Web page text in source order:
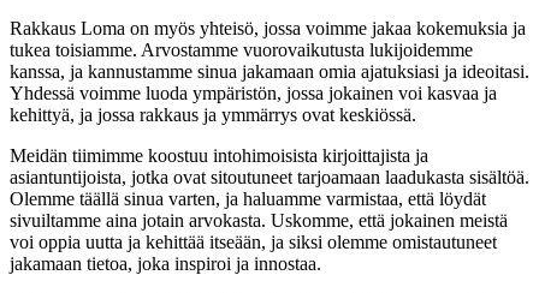
Rakkaus Loma on myös yhteisö, jossa voimme jakaa kokemuksia ja
tukea toisiamme. Arvostamme vuorovaikutusta lukijoidemme
kanssa, ja kannustamme sinua jakamaan omia ajatuksiasi ja ideoitasi.
Yhdessä voimme luoda ympäristön, jossa jokainen voi kasvaa ja
kehittyä, ja jossa rakkaus ja ymmärrys ovat keskiössä.
Meidän tiimimme koostuu intohimoisista kirjoittajista ja
asiantuntijoista, jotka ovat sitoutuneet tarjoamaan laadukasta sisältöä.
Olemme täällä sinua varten, ja haluamme varmistaa, että löydät
sivuiltamme aina jotain arvokasta. Uskomme, että jokainen meistä
voi oppia uutta ja kehittää itseään, ja siksi olemme omistautuneet
jakamaan tietoa, joka inspiroi ja innostaa.